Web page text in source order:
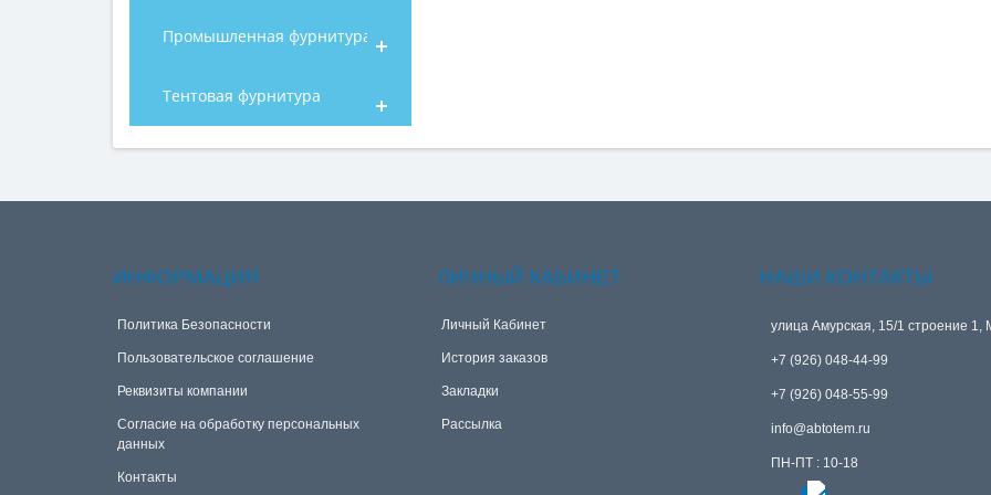
Промышленная фурнитура
Тентовая фурнитура
ИНФОРМАЦИЯ
Политика Безопасности
Пользовательское соглашение
Реквизиты компании
Согласие на обработку персональных
данных
Контакты
ЛИЧНЫЙ КАБИНЕТ
Личный Кабинет
История заказов
Закладки
Рассылка
НАШИ КОНТАКТЫ
улица Амурская, 15/1 строение 1,
+7 (926) 048-44-99
+7 (926) 048-55-99
info@abtotem.ru
ПН-ПТ : 10-18